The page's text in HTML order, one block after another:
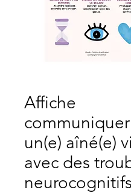
Affiche
un(e) aîné(e)
avec des
neurocognitifs